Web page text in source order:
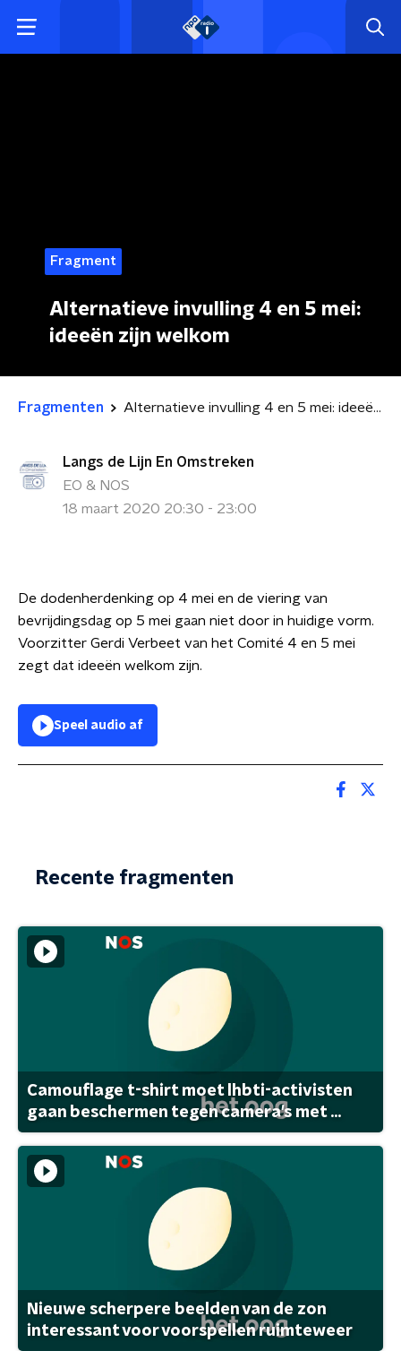
Fragment
Alternatieve invulling 4 en 5 mei:
ideeën zijn welkom
Fragmenten Alternatieve invulling 4 en 5 mei: ideeën zijn welkom
Langs de Lijn En Omstreken
EO & NOS
18 maart 2020 20:30 - 23:00
De dodenherdenking op 4 mei en de viering van
bevrijdingsdag op 5 mei gaan niet door in huidige vorm.
Voorzitter Gerdi Verbeet van het Comité 4 en 5 mei
zegt dat ideeën welkom zijn.
Speel audio af
Recente fragmenten
Camouflage t-shirt moet lhbti-activisten
gaan beschermen tegen camera's met ...
Nieuwe scherpere beelden van de zon
interessant voor voorspellen ruimteweer